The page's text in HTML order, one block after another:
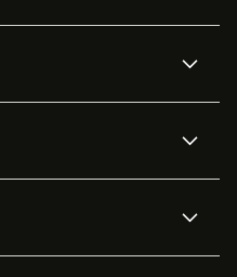
지식창고
이벤트 & 웨비나